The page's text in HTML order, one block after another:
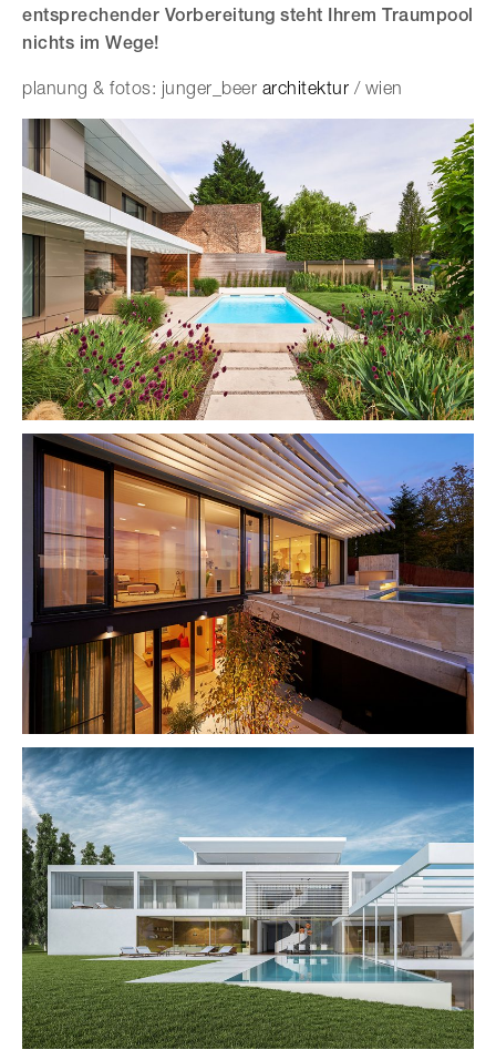
entsprechender Vorbereitung steht Ihrem Traumpool
nichts im Wege!
planung & fotos: junger_beer architektur / wien